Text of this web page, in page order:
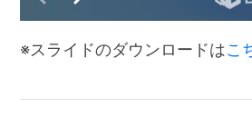
※スライドのダウンロードはこ